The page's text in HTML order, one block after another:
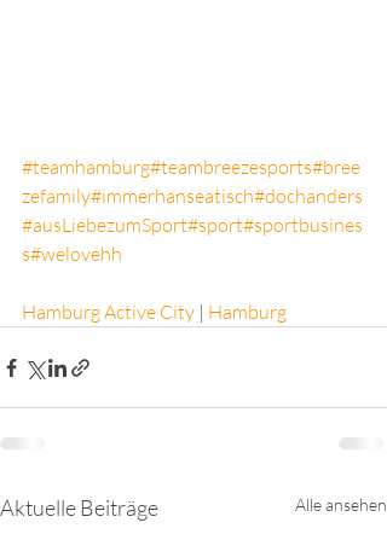
#teamhamburg#teambreezesports#bree
zefamily#immerhanseatisch#dochanders
#ausLiebezumSport#sport#sportbusines
s#welovehh
Hamburg Active City | Hamburg
Aktuelle Beiträge Alle ansehen